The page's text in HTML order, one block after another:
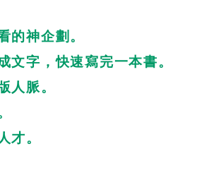
的神企劃。
字，快速寫完一本書。
人脈。
才。